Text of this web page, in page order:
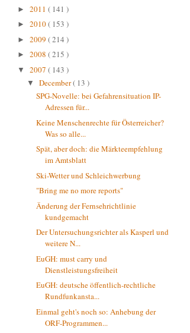
► 2011 ( 141 )
► 2010( 153 )
► 2009 ( 214 )
► 2008 ( 215 )
▼ 2007 ( 143 )
▼ December( 13 )
SPG-Novelle: bei Gefahrensituation IP-
Adressen für...
Keine Menschenrechte für Österreicher?
Was so alle...
Spät, aber doch: die Märkteempfehlung
im Amtsblatt
Ski-Wetter und Schleichwerbung
"Bring me no more reports"
Änderung der Fernsehrichtlinie
kundgemacht
Der Untersuchungsrichter als Kasperl und
weitere N...
EuGH: must carry und
Dienstleistungsfreiheit
EuGH: deutsche öffentlich-rechtliche
Rundfunkansta...
Einmal geht's noch so: Anhebung der
ORF-Programmen...